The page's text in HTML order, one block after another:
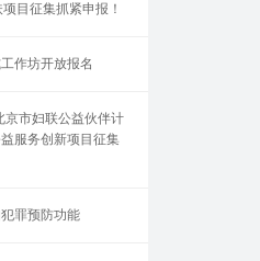
目征集抓紧申报！
作坊开放报名
市妇联公益伙伴计
服务创新项目征集
罪预防功能